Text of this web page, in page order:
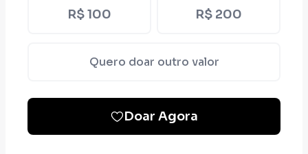
R$ 100 R$ 200
Quero doar outro valor
Doar Agora